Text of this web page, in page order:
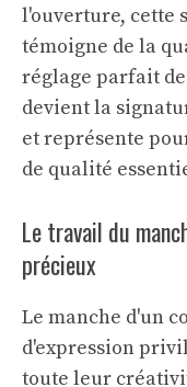
l'ouverture, cette
témoigne de la
réglage parfait
devient la
et représente
de qualité
Le travail du
précieux
Le manche d'un
d'expression
toute leur